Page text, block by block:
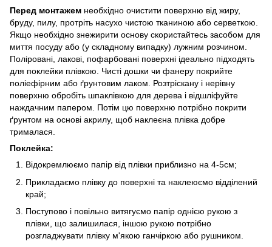
Перед монтажем необхідно очистити поверхню від жиру,
бруду, пилу, протріть насухо чистою тканиною або серветкою.
Якщо необхідно знежирити основу скористайтесь засобом для
миття посуду або (у складному випадку) лужним розчином.
Поліровані, лакові, пофарбовані поверхні ідеально підходять
для поклейки плівкою. Чисті дошки чи фанеру покрийте
поліефірним або ґрунтовим лаком. Розтріскану і нерівну
поверхню обробіть шпаклівкою для дерева і відшліфуйте
наждачним папером. Потім цю поверхню потрібно покрити
ґрунтом на основі акрилу, щоб наклеєна плівка добре
трималася.
Поклейка:
Відокремлюємо папір від плівки приблизно на 4-5см;
Прикладаємо плівку до поверхні та наклеюємо відділений
край;
Поступово і повільно витягуємо папір однією рукою з
плівки, що залишилася, іншою рукою потрібно
розгладжувати плівку м'якою ганчіркою або рушником.